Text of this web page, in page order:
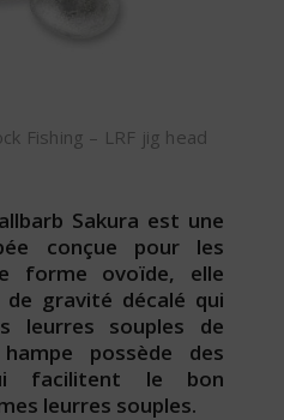
Fishing – LRF jig head
Sakura est une
conçue pour les
forme ovoïde, elle
gravité décalé qui
leurres souples de
possède des
facilitent le bon
leurres souples.